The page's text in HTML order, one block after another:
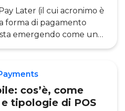
degli enti
ambiti applicativi del
Later (il cui acronimo è
forma di pagamento
emergendo come uno
dinamici nel mondo dei
valore di 6,8 miliardi di
vediamo in che cosa
nuova modalità di
cos’è, come
tipologie di POS